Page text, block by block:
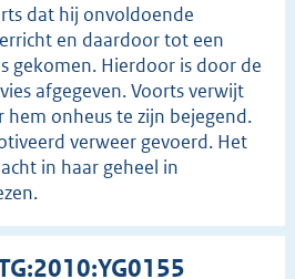
dat hij onvoldoende
en daardoor tot een
gekomen. Hierdoor is door de
afgegeven. Voorts verwijt
hem onheus te zijn bejegend.
verweer gevoerd. Het
in haar geheel in